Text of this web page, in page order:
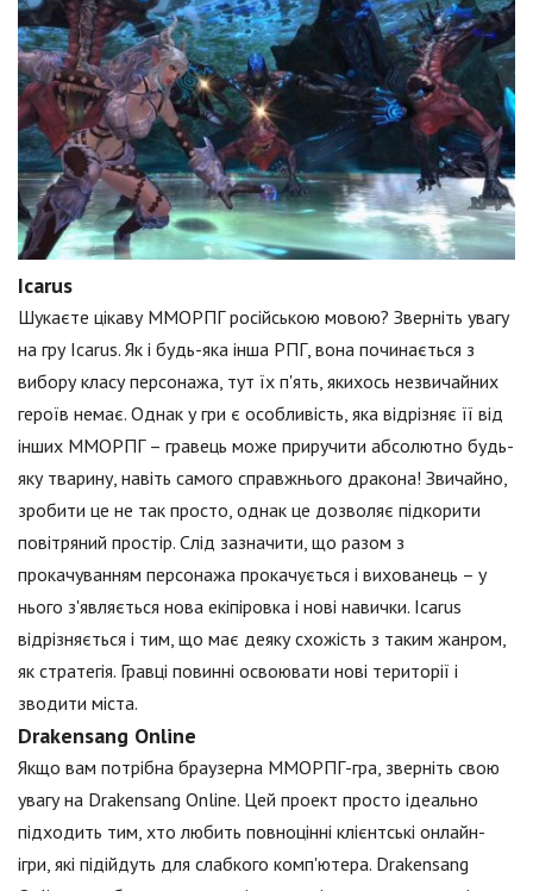
Icarus
Шукаєте цікаву ММОРПГ російською мовою? Зверніть увагу
на гру Icarus. Як і будь-яка інша РПГ, вона починається з
вибору класу персонажа, тут їх п'ять, якихось незвичайних
героїв немає. Однак у гри є особливість, яка відрізняє її від
інших ММОРПГ – гравець може приручити абсолютно будь-
яку тварину, навіть самого справжнього дракона! Звичайно,
зробити це не так просто, однак це дозволяє підкорити
повітряний простір. Слід зазначити, що разом з
прокачуванням персонажа прокачується і вихованець – у
нього з'являється нова екіпіровка і нові навички. Icarus
відрізняється і тим, що має деяку схожість з таким жанром,
як стратегія. Гравці повинні освоювати нові території і
зводити міста.
Drakensang Online
Якщо вам потрібна браузерна ММОРПГ-гра, зверніть свою
увагу на Drakensang Online. Цей проект просто ідеально
підходить тим, хто любить повноцінні клієнтські онлайн-
ігри, які підійдуть для слабкого комп'ютера. Drakensang